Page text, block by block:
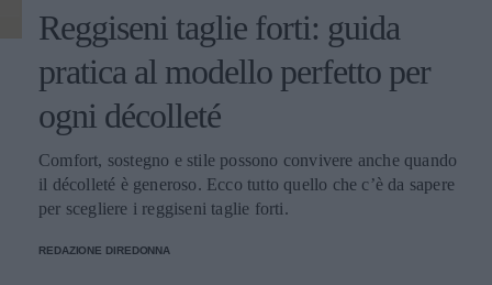
Reggiseni taglie forti: guida
pratica al modello perfetto per
ogni décolleté
Comfort, sostegno e stile possono convivere anche quando
il décolleté è generoso. Ecco tutto quello che c’è da sapere
per scegliere i reggiseni taglie forti.
REDAZIONE DIREDONNA